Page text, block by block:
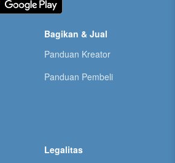
Bagikan & Jual
Panduan Kreator
Panduan Pembeli
Legalitas